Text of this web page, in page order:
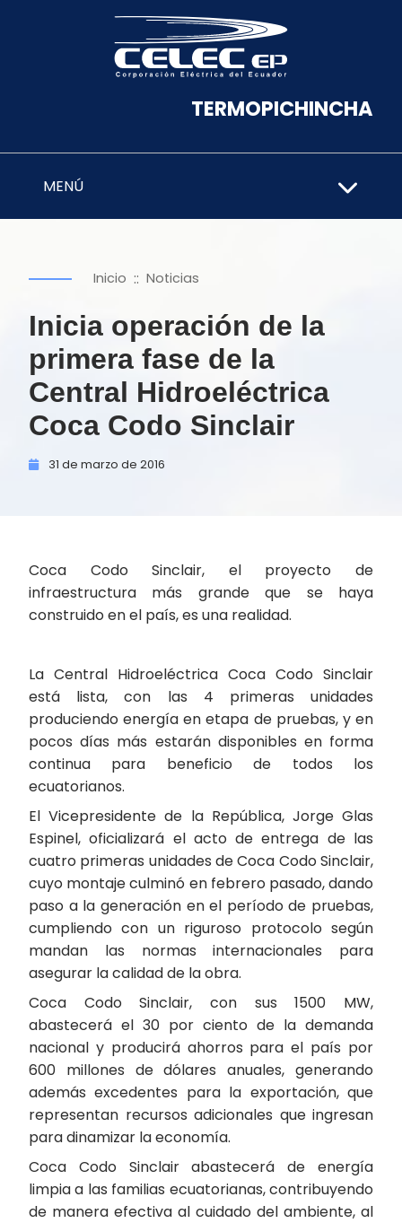
TERMOPICHINCHA
MENÚ
Inicio :: Noticias
Inicia operación de la
primera fase de la
Central Hidroeléctrica
Coca Codo Sinclair
31 de marzo de 2016
Coca Codo Sinclair, el proyecto de
infraestructura más grande que se haya
construido en el país, es una realidad.
La Central Hidroeléctrica Coca Codo Sinclair
está lista, con las 4 primeras unidades
produciendo energía en etapa de pruebas, y en
pocos días más estarán disponibles en forma
continua para beneficio de todos los
ecuatorianos.
El Vicepresidente de la República, Jorge Glas
Espinel, oficializará el acto de entrega de las
cuatro primeras unidades de Coca Codo Sinclair,
cuyo montaje culminó en febrero pasado, dando
paso a la generación en el período de pruebas,
cumpliendo con un riguroso protocolo según
mandan las normas internacionales para
asegurar la calidad de la obra.
Coca Codo Sinclair, con sus 1500 MW,
abastecerá el 30 por ciento de la demanda
nacional y producirá ahorros para el país por
600 millones de dólares anuales, generando
además excedentes para la exportación, que
representan recursos adicionales que ingresan
para dinamizar la economía.
Coca Codo Sinclair abastecerá de energía
limpia a las familias ecuatorianas, contribuyendo
de manera efectiva al cuidado del ambiente, al